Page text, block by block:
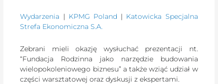
Wydarzenia | KPMG Poland | Katowicka Specjalna
Strefa Ekonomiczna S.A.
Zebrani mieli okazję wysłuchać prezentacji nt.
“Fundacja Rodzinna jako narzędzie budowania
wielopokoleniowego biznesu” a także wziąć udział w
części warsztatowej oraz dyskusji z ekspertami.